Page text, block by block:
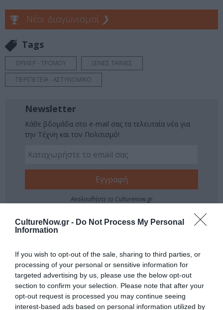
CultureNow.gr - Do Not Process My Personal
Information
If you wish to opt-out of the sale, sharing to third parties, or
processing of your personal or sensitive information for
targeted advertising by us, please use the below opt-out
section to confirm your selection. Please note that after your
opt-out request is processed you may continue seeing
interest-based ads based on personal information utilized by
Νέοι Διαγωνισμοί ❯
Tags
ΘΡΙΛΕΡ - ΤΡΟΜΟΥ
ΞΕΝΕΣ ΤΑΙΝΙΕΣ
ΠΕΡΙΠΕΤΕΙΑ - ΑΣΤΥΝΟΜΙΚΟ
Newsletter
Κάθε βδομάδα στο e-mail σας τα τελευταία νέα για
την Τέχνη και τον Πολιτισμό!
Ακολουθήστε το Culturenow.gr
Σχετικά Άρθρα